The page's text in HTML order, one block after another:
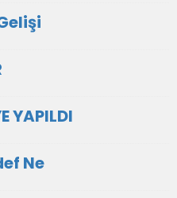
YAPILDI
Ne